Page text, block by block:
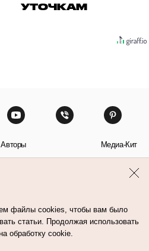
УТОЧКАМ
Авторы Медиа-Кит
файлы cookies, чтобы вам было
статьи. Продолжая использовать
обработку cookie.